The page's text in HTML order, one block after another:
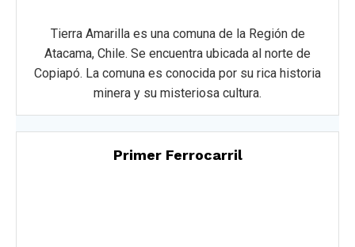
Tierra Amarilla es una comuna de la Región de
Atacama, Chile. Se encuentra ubicada al norte de
Copiapó. La comuna es conocida por su rica historia
minera y su misteriosa cultura.
Primer Ferrocarril